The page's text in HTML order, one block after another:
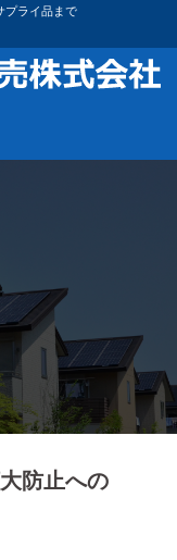
プライ品まで
防止への